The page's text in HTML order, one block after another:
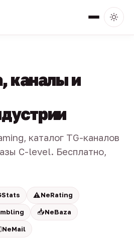
каналы и
каталог TG-каналов
C-level. Бесплатно,
⚠️NeRating
📥NeBaza
NeMail